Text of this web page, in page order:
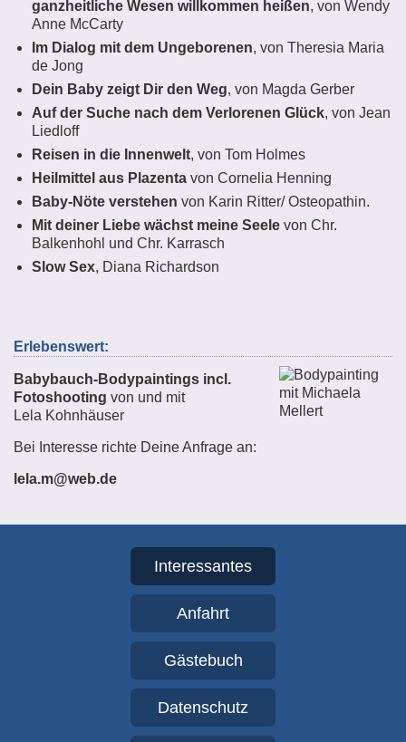
ganzheitliche Wesen willkommen heißen, von Wendy
Anne McCarty
Im Dialog mit dem Ungeborenen, von Theresia Maria
de Jong
Dein Baby zeigt Dir den Weg, von Magda Gerber
Auf der Suche nach dem Verlorenen Glück, von Jean
Liedloff
Reisen in die Innenwelt, von Tom Holmes
Heilmittel aus Plazenta von Cornelia Henning
Baby-Nöte verstehen von Karin Ritter/ Osteopathin.
Mit deiner Liebe wächst meine Seele von Chr.
Balkenhohl und Chr. Karrasch
Slow Sex, Diana Richardson
Erlebenswert:
Babybauch-Bodypaintings incl.
Fotoshooting von und mit
Lela Kohnhäuser
Bei Interesse richte Deine Anfrage an:
lela.m@web.de
Interessantes
Anfahrt
Gästebuch
Datenschutz